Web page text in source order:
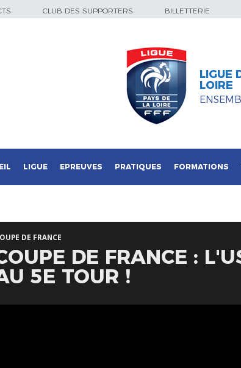
CLUB DES SUPPORTERS BILLETTERIE
LIGUE
LOIRE
LIGUE EPREUVES PRATIQUES FORMATIONS
DE FRANCE
DE FRANCE :
5E TOUR !